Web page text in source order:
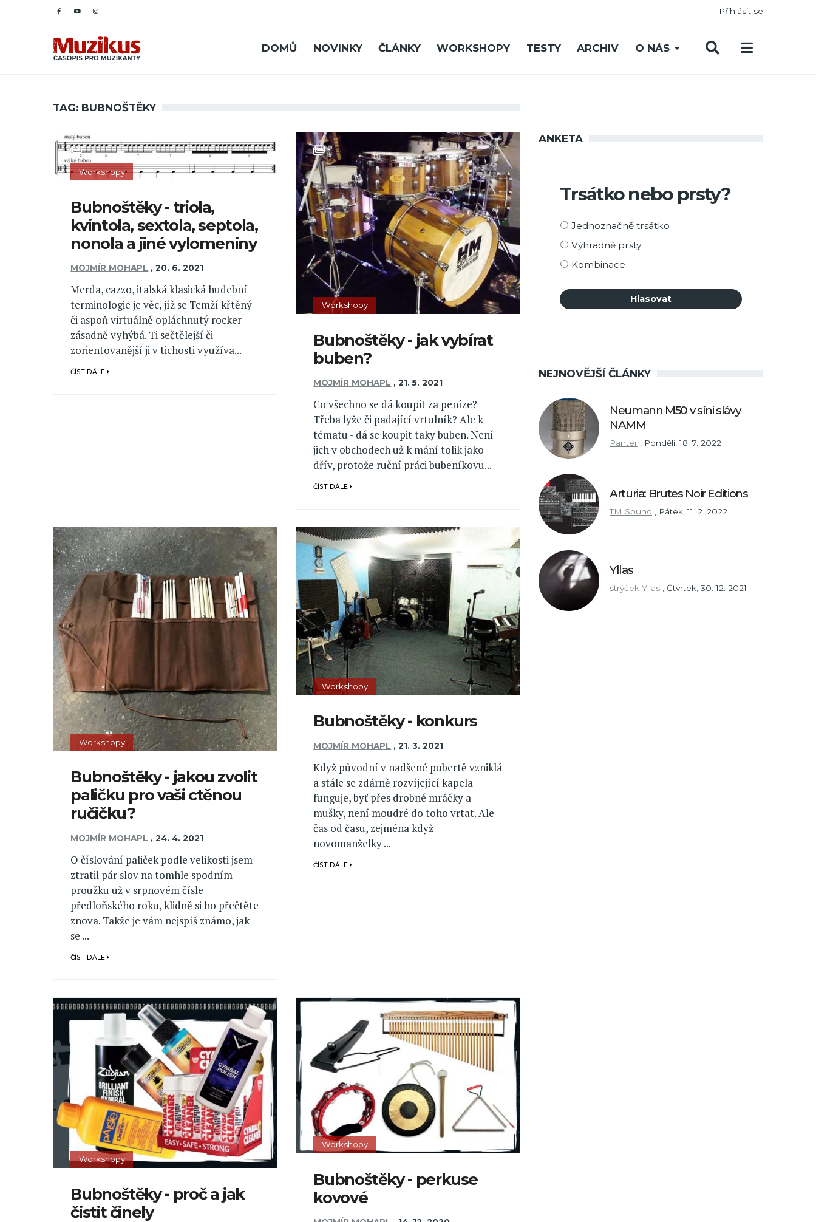
Přihlásit se
DOMŮ NOVINKY ČLÁNKY WORKSHOPY TESTY ARCHIV O NÁS
TAG: BUBNOŠTĚKY
Workshopy
Bubnoštěky - triola,
kvintola, sextola, septola,
nonola a jiné vylomeniny
MOJMÍR MOHAPL ,20. 6. 2021
Merda, cazzo, italská klasická hudební
terminologie je věc, jíž se Temží křtěný
či aspoň virtuálně opláchnutý rocker
zásadně vyhýbá. Ti sečtělejší či
zorientovanější ji v tichosti využíva...
ČÍST DÁLE
Workshopy
Bubnoštěky - jak vybírat
buben?
MOJMÍR MOHAPL ,21. 5. 2021
Co všechno se dá koupit za peníze?
Třeba lyže či padající vrtulník? Ale k
tématu - dá se koupit taky buben. Není
jich v obchodech už k mání tolik jako
dřív, protože ruční práci bubeníkovu...
ČÍST DÁLE
Workshopy
Bubnoštěky - jakou zvolit
paličku pro vaši ctěnou
ručičku?
MOJMÍR MOHAPL ,24. 4. 2021
O číslování paliček podle velikosti jsem
ztratil pár slov na tomhle spodním
proužku už v srpnovém čísle
předloňského roku, klidně si ho přečtěte
znova. Takže je vám nejspíš známo, jak
se ...
ČÍST DÁLE
Workshopy
Bubnoštěky - konkurs
MOJMÍR MOHAPL ,21. 3. 2021
Když původní v nadšené pubertě vzniklá
a stále se zdárně rozvíjející kapela
funguje, byť přes drobné mráčky a
mušky, není moudré do toho vrtat. Ale
čas od času, zejména když
novomanželky ...
ČÍST DÁLE
Workshopy
Bubnoštěky - proč a jak
čistit činely
Workshopy
Bubnoštěky - perkuse
kovové
ANKETA
Trsátko nebo prsty?
Možnosti
Jednoznačně trsátko
Výhradně prsty
Kombinace
NEJNOVĚJŠÍ ČLÁNKY
Neumann M50 v síni slávy
NAMM
Panter Pondělí, 18. 7. 2022
Arturia: Brutes Noir Editions
TM Sound Pátek, 11. 2. 2022
Yllas
strýček Yllas Čtvrtek, 30. 12. 2021